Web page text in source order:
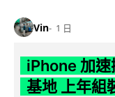
Vin 1 日
iPhone 加速
基地 上年組